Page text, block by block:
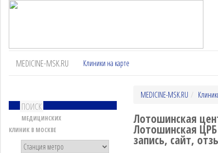
MEDICINE-MSK.RU Клиники на карте
MEDICINE-MSK.RU
Лотошинская
Лотошинская
запись, сайт,
ПОИСК
МЕДИЦИНСКИХ
КЛИНИК В МОСКВЕ